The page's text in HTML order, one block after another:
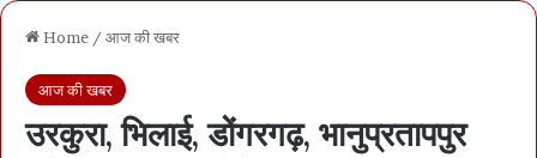
Home / आज की खबर
आज की खबर
उरकुरा, भिलाई, डोंगरगढ़, भानुप्रतापपुर